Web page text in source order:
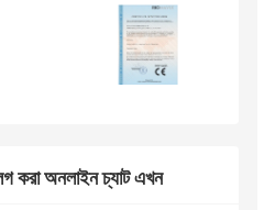
করা অনলাইন চ্যাট এখন